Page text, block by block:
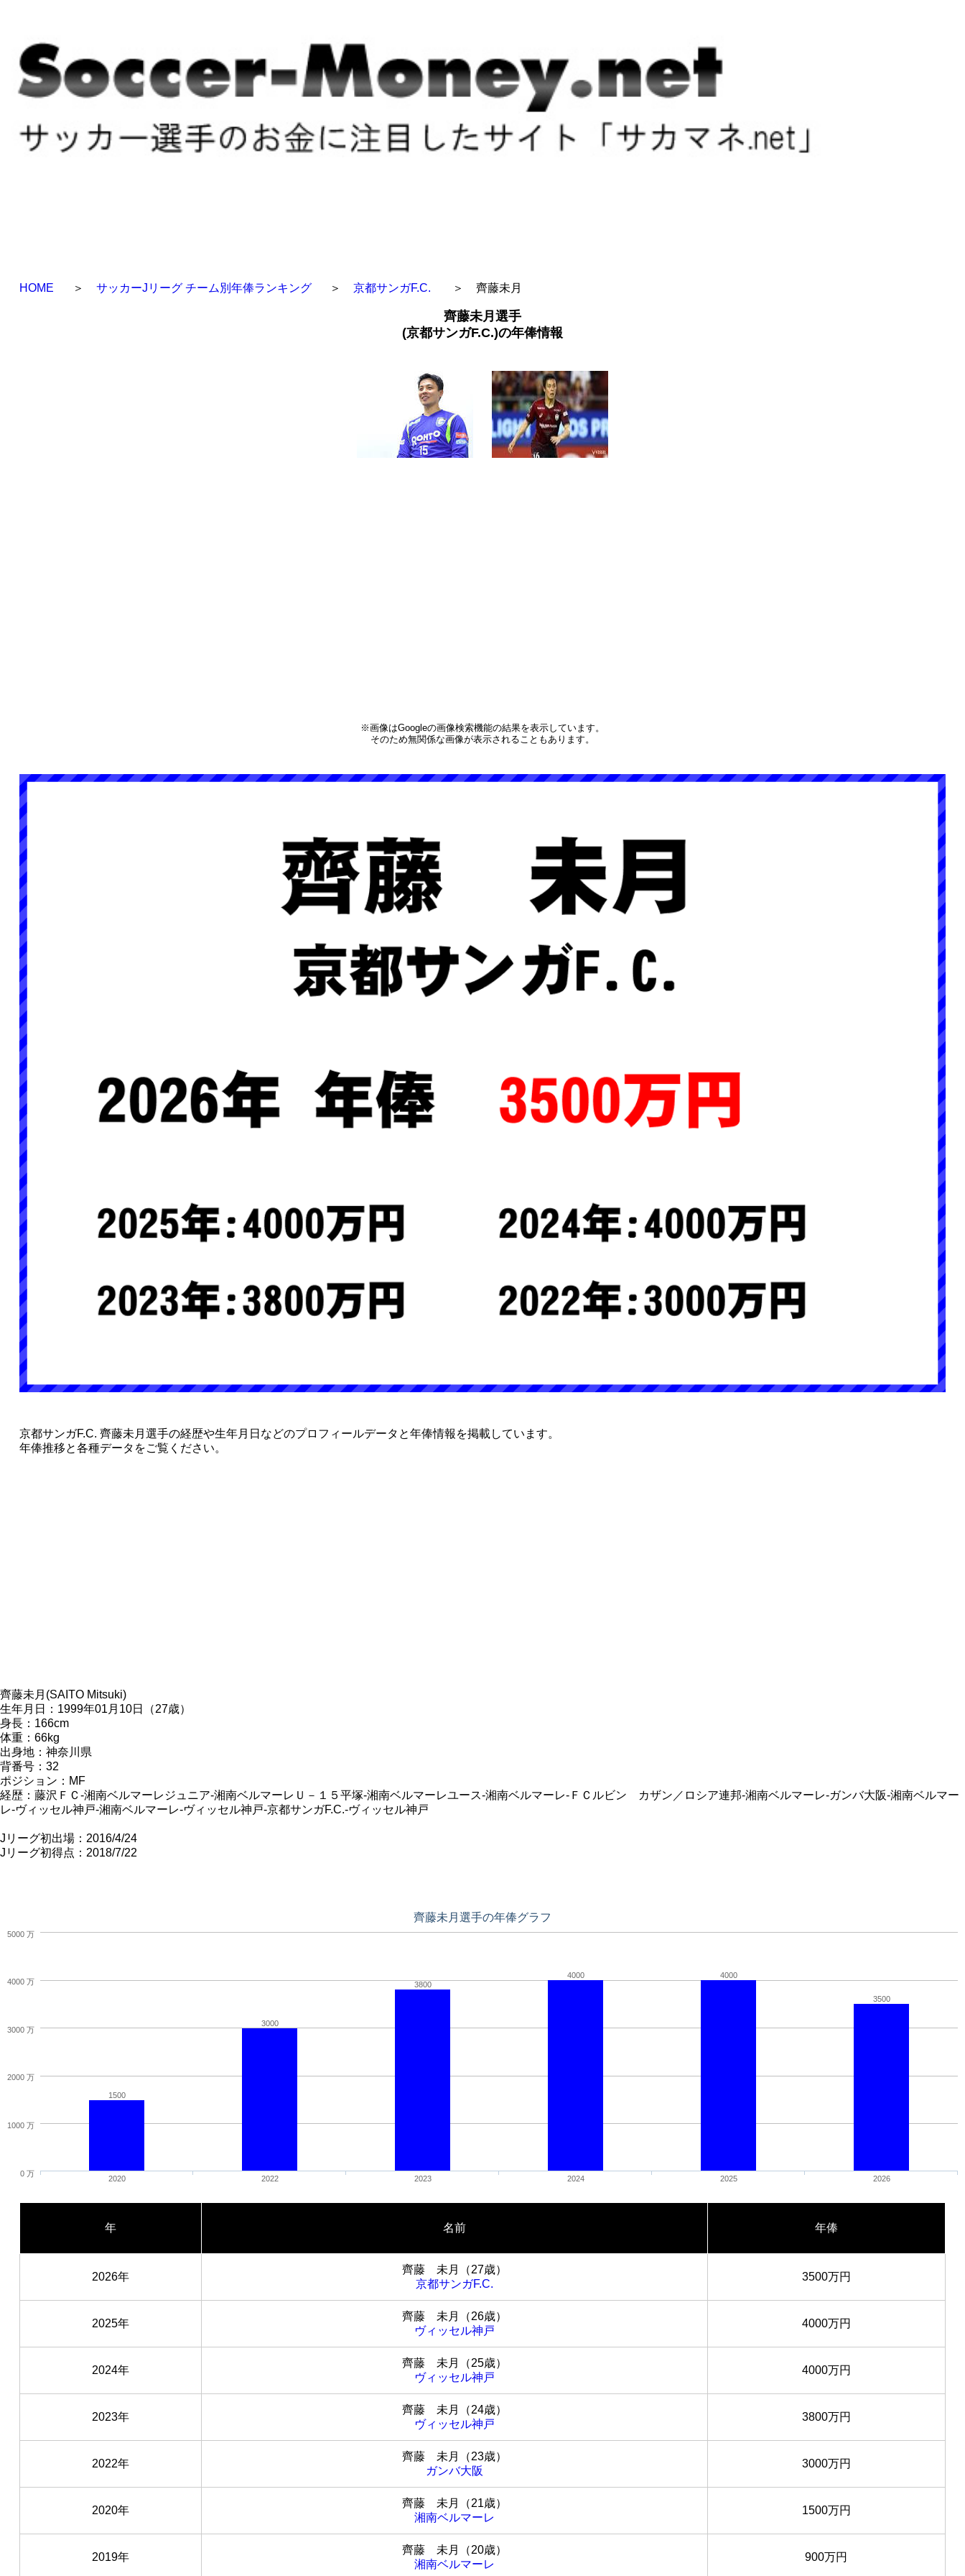
HOME ＞ サッカーJリーグ チーム別年俸ランキング ＞ 京都サンガF.C. ＞ 齊藤未月
齊藤未月選手
(京都サンガF.C.)の年俸情報
※画像はGoogleの画像検索機能の結果を表示しています。
そのため無関係な画像が表示されることもあります。
京都サンガF.C. 齊藤未月選手の経歴や生年月日などのプロフィールデータと年俸情報を掲載しています。
年俸推移と各種データをご覧ください。
齊藤未月(SAITO Mitsuki)
生年月日：1999年01月10日（27歳）
身長：166cm
体重：66kg
出身地：神奈川県
背番号：32
ポジション：MF
経歴：藤沢ＦＣ-湘南ベルマーレジュニア-湘南ベルマーレＵ－１５平塚-湘南ベルマーレユース-湘南ベルマーレ-ＦＣルビン カザン／ロシア連邦-湘南ベルマーレ-ガンバ大阪-湘南ベルマー
レ-ヴィッセル神戸-湘南ベルマーレ-ヴィッセル神戸-京都サンガF.C.-ヴィッセル神戸
Jリーグ初出場：2016/4/24
Jリーグ初得点：2018/7/22
齊藤未月選手の年俸グラフ
1500
3000
3800
4000 4000
3500
2020 2022 2023 2024 2025 2026
0 万
1000 万
2000 万
3000 万
4000 万
5000 万
年 名前 年俸
2026年
齊藤 未月（27歳）
京都サンガF.C.
3500万円
2025年
齊藤 未月（26歳）
ヴィッセル神戸
4000万円
2024年
齊藤 未月（25歳）
ヴィッセル神戸
4000万円
2023年
齊藤 未月（24歳）
ヴィッセル神戸
3800万円
2022年
齊藤 未月（23歳）
ガンバ大阪
3000万円
2020年
齊藤 未月（21歳）
湘南ベルマーレ
1500万円
2019年
齊藤 未月（20歳）
湘南ベルマーレ
900万円